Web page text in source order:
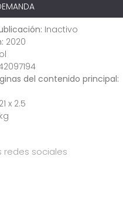
Inactivo
2020
del contenido principal:
x 2.5
redes sociales